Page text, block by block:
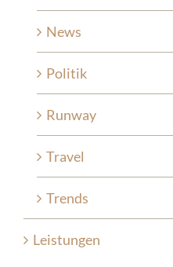
News
Politik
Runway
Travel
Trends
Leistungen